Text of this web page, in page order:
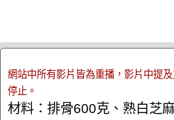
網站中所有影片皆為重播，影片中提
停止。
材料：排骨600克、熟白芝